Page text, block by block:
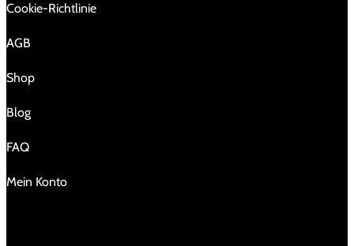
Cookie-Richtlinie
AGB
Shop
Blog
FAQ
Mein Konto